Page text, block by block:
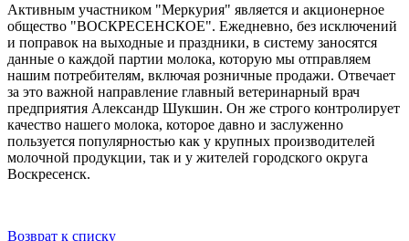
Активным участником "Меркурия" является и акционерное
общество "ВОСКРЕСЕНСКОЕ". Ежедневно, без исключений
и поправок на выходные и праздники, в систему заносятся
данные о каждой партии молока, которую мы отправляем
нашим потребителям, включая розничные продажи. Отвечает
за это важной направление главный ветеринарный врач
предприятия Александр Шукшин. Он же строго контролирует
качество нашего молока, которое давно и заслуженно
пользуется популярностью как у крупных производителей
молочной продукции, так и у жителей городского округа
Воскресенск.
Возврат к списку